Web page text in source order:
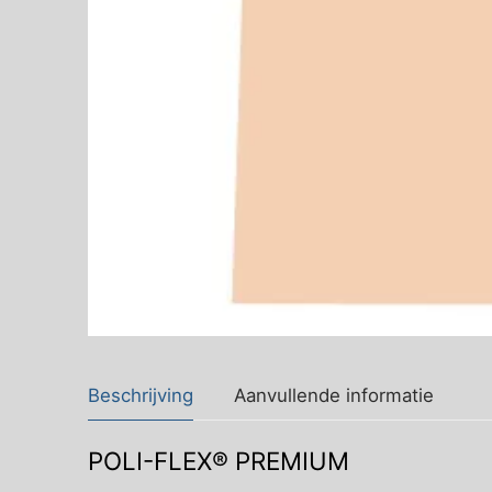
Beschrijving Aanvullende informatie
POLI-FLEX® PREMIUM